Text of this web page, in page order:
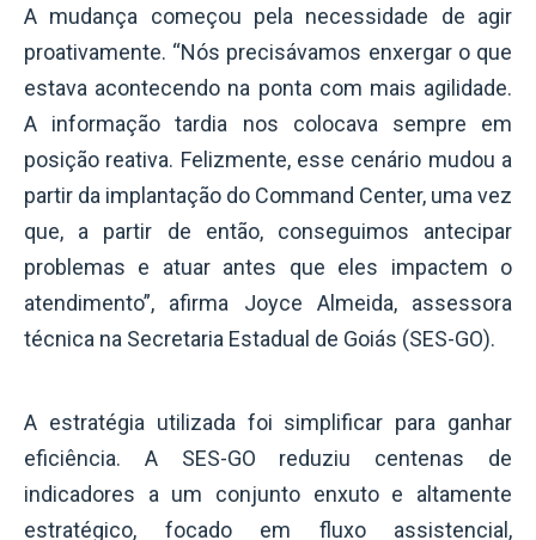
A mudança começou pela necessidade de agir
proativamente. “Nós precisávamos enxergar o que
estava acontecendo na ponta com mais agilidade.
A informação tardia nos colocava sempre em
posição reativa. Felizmente, esse cenário mudou a
partir da implantação do Command Center, uma vez
que, a partir de então, conseguimos antecipar
problemas e atuar antes que eles impactem o
atendimento”, afirma Joyce Almeida, assessora
técnica na Secretaria Estadual de Goiás (SES-GO).
A estratégia utilizada foi simplificar para ganhar
eficiência. A SES-GO reduziu centenas de
indicadores a um conjunto enxuto e altamente
estratégico, focado em fluxo assistencial,